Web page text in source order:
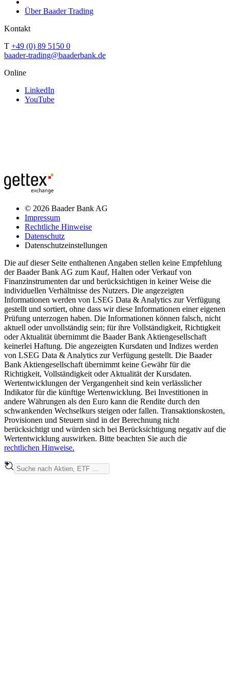
Über Baader Trading
Kontakt
T +49 (0) 89 5150 0
baader-trading@baaderbank.de
Online
LinkedIn
YouTube
© 2026 Baader Bank AG
Impressum
Rechtliche Hinweise
Datenschutz
Datenschutzeinstellungen
Die auf dieser Seite enthaltenen Angaben stellen keine Empfehlung
der Baader Bank AG zum Kauf, Halten oder Verkauf von
Finanzinstrumenten dar und berücksichtigen in keiner Weise die
individuellen Verhältnisse des Nutzers. Die angezeigten
Informationen werden von LSEG Data & Analytics zur Verfügung
gestellt und sortiert, ohne dass wir diese Informationen einer eigenen
Prüfung unterzogen haben. Die Informationen können falsch, nicht
aktuell oder unvollständig sein; für ihre Vollständigkeit, Richtigkeit
oder Aktualität übernimmt die Baader Bank Aktiengesellschaft
keinerlei Haftung. Die angezeigten Kursdaten und Indizes werden
von LSEG Data & Analytics zur Verfügung gestellt. Die Baader
Bank Aktiengesellschaft übernimmt keine Gewähr für die
Richtigkeit, Vollständigkeit oder Aktualität der Kursdaten.
Wertentwicklungen der Vergangenheit sind kein verlässlicher
Indikator für die künftige Wertenwicklung. Bei Investitionen in
andere Währungen als den Euro kann die Rendite durch den
schwankenden Wechselkurs steigen oder fallen. Transaktionskosten,
Provisionen und Steuern sind in der Berechnung nicht
berücksichtigt und würden sich bei Berücksichtigung negativ auf die
Wertentwicklung auswirken. Bitte beachten Sie auch die
rechtlichen Hinweise.